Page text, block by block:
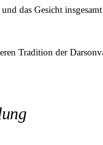
das Gesicht
Tradition der